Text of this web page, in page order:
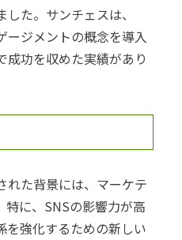
た。サンチェスは、
ージメントの概念を導入
成功を収めた実績があり
れた背景には、マーケテ
特に、SNSの影響力が高
を強化するための新しい